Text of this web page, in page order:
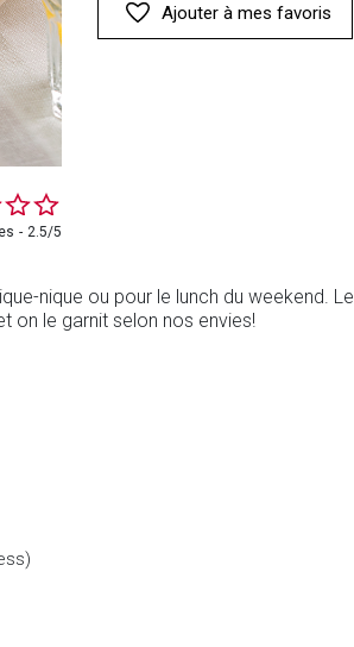
2.5/5
Ajouter à mes favoris
nique ou pour le lunch du weekend. Le
on le garnit selon nos envies!